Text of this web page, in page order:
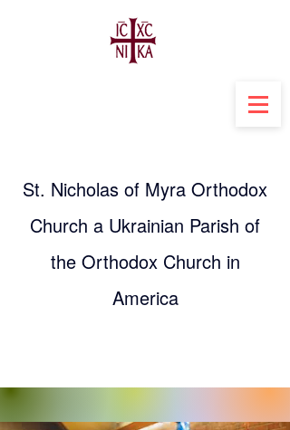
St. Nicholas of Myra Orthodox
Church a Ukrainian Parish of
the Orthodox Church in
America